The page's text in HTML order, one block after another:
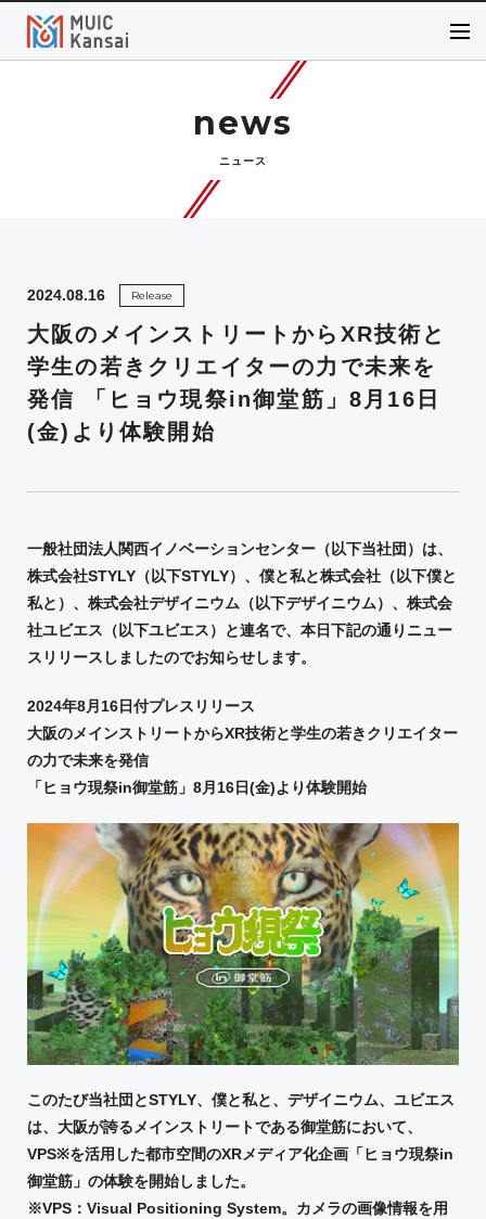
news
ニュース
2024.08.16 Release
大阪のメインストリートからXR技術と
学生の若きクリエイターの力で未来を
発信 「ヒョウ現祭in御堂筋」8月16日
(金)より体験開始
一般社団法人関西イノベーションセンター（以下当社団）は、
株式会社STYLY （以下STYLY）、僕と私と株式会社（以下僕と
私と）、株式会社デザイニウム（以下デザイニウム）、株式会
社ユビエス（以下ユビエス）と連名で、本日下記の通りニュー
スリリースしましたのでお知らせします。
2024年8月 16日付プレスリリース
大阪のメインストリートからXR技術と学生の若きクリエイター
の力で未来を発信
「ヒョウ現祭in御堂筋」 8月 16日(金)より体験開始
このたび当社団とSTYLY、僕と私と、デザイニウム、ユビエス
は、大阪が誇るメインストリートである御堂筋において、
VPS※を活用した都市空間のXRメディア化企画「ヒョウ現祭in
御堂筋」の体験を開始しました。
※VPS ： Visual Positioning System。カメラの画像情報を用